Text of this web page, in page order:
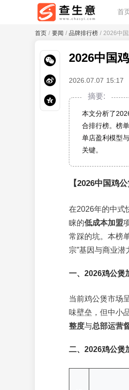
首
首页 / 要闻 / 品牌排行榜 / 2026中
2026中国
2026.07.07 15:17
摘要:
本文分析了
合排行榜。榜
单店盈利模型
关键。
【2026中国鸡
在2026年的中式
睐的低成本加盟
常踩的坑。本榜
宗”基因与商业潜
一、2026鸡公煲
当前鸡公煲市场
味壁垒，但中小
整度与总部运营
二、2026鸡公煲